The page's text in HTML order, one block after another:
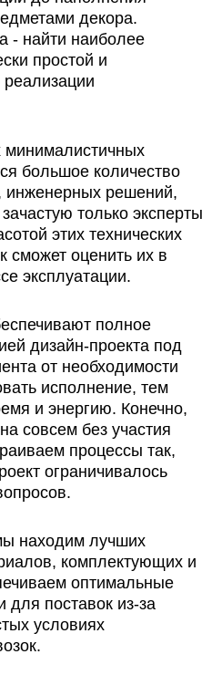
декора.
- найти наиболее
простой и
большое количество
инженерных решений,
только эксперты
этих технических
сможет оценить их в
эксплуатации.
полное
дизайн-проекта под
от необходимости
исполнение, тем
и энергию. Конечно,
совсем без участия
процессы так,
ограничивалось
находим лучших
комплектующих и
оптимальные
для поставок из-за
условиях